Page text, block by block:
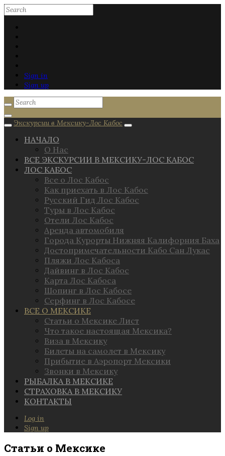
Sign in
Sign up
Экскурсии в Мексику-Лос Кабос
НАЧАЛО
О Нас
ВСЕ ЭКСКУРСИИ В МЕКСИКУ-ЛОС КАБОС
ЛОС КАБОС
Все о Лос Кабос
Как приехать в Лос Кабос
Русский Гид Лос Кабос
Туры в Лос Кабос
Отели Лос Кабос
Аренда автомобиля
Города Курорты Нижняя Калифорния Баха
Достопримечательности Кабо Сан Лукас
Пляжи Лос Кабоса
Дайвинг в Лос Кабос
Карта Лос Кабоса
Шопинг в Лос Кабосе
Серфинг в Лос Кабосе
ВСЕ О МЕКСИКЕ
Статьи о Мексике Лист
Что такое настоящая Мексика?
Виза в Мексику
Билеты на самолет в Мексику
Прибытие в Аэропорт Мексики
Звонки в Мексику
РЫБАЛКА В МЕКСИКЕ
СТРАХОВКА В МЕКСИКУ
КОНТАКТЫ
Log in
Sign up
Статьи о Мексике